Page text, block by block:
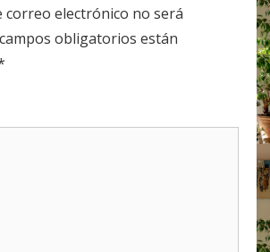
correo electrónico no será
obligatorios están